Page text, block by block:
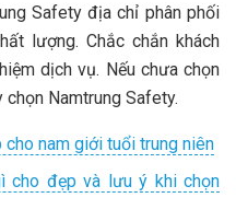
Safety địa chỉ phân phối
lượng. Chắc chắn khách
dịch vụ. Nếu chưa chọn
Namtrung Safety.
nam giới tuổi trung niên
cho đẹp và lưu ý khi chọn